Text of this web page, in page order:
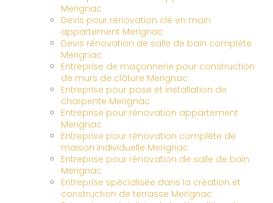
Merignac
Devis pour rénovation clé en main
appartement Merignac
Devis rénovation de salle de bain complète
Merignac
Entreprise de maçonnerie pour construction
de murs de clôture Merignac
Entreprise pour pose et installation de
charpente Merignac
Entreprise pour rénovation appartement
Merignac
Entreprise pour rénovation complète de
maison individuelle Merignac
Entreprise pour rénovation de salle de bain
Merignac
Entreprise spécialisée dans la création et
construction de terrasse Merignac